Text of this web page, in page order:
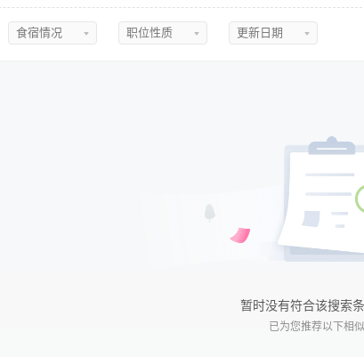
食宿情况 职位性质 更新日期
暂时没有符合该搜索
已为您推荐以下相